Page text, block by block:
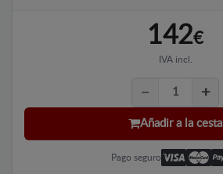
142€
IVA incl.
Añadir a la cesta
Pago seguro